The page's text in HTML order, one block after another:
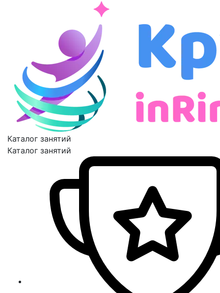
Каталог занятий
Каталог занятий